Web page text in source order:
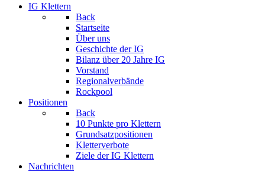
IG Klettern
Back
Startseite
Über uns
Geschichte der IG
Bilanz über 20 Jahre IG
Vorstand
Regionalverbände
Rockpool
Positionen
Back
10 Punkte pro Klettern
Grundsatzpositionen
Kletterverbote
Ziele der IG Klettern
Nachrichten